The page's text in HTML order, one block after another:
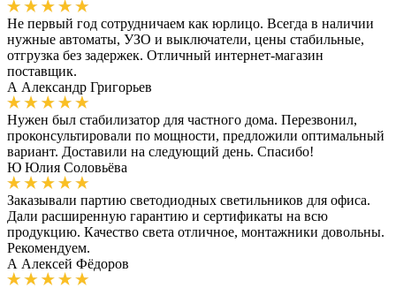
Не первый год сотрудничаем как юрлицо. Всегда в наличии
нужные автоматы, УЗО и выключатели, цены стабильные,
отгрузка без задержек. Отличный интернет-магазин
поставщик.
А Александр Григорьев
Нужен был стабилизатор для частного дома. Перезвонил,
проконсультировали по мощности, предложили оптимальный
вариант. Доставили на следующий день. Спасибо!
Ю Юлия Соловьёва
Заказывали партию светодиодных светильников для офиса.
Дали расширенную гарантию и сертификаты на всю
продукцию. Качество света отличное, монтажники довольны.
Рекомендуем.
А Алексей Фёдоров